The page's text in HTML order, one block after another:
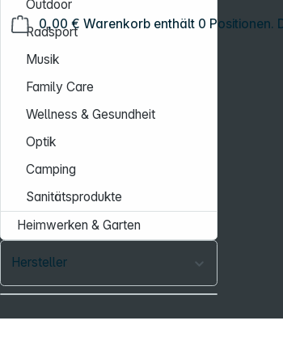
0,00 € Warenkorb enthält 0 Positionen.
Outdoor
Radsport
Musik
Family Care
Wellness & Gesundheit
Optik
Camping
Sanitätsprodukte
Heimwerken & Garten
Hersteller